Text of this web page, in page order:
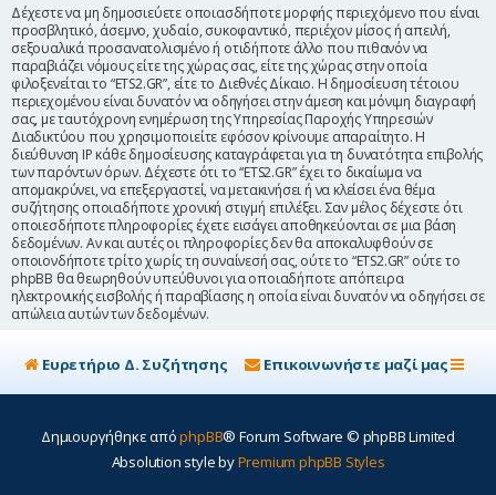
Δέχεστε να μη δημοσιεύετε οποιασδήποτε μορφής περιεχόμενο που είναι
προσβλητικό, άσεμνο, χυδαίο, συκοφαντικό, περιέχον μίσος ή απειλή,
σεξουαλικά προσανατολισμένο ή οτιδήποτε άλλο που πιθανόν να
παραβιάζει νόμους είτε της χώρας σας, είτε της χώρας στην οποία
φιλοξενείται το “ETS2.GR”, είτε το Διεθνές Δίκαιο. Η δημοσίευση τέτοιου
περιεχομένου είναι δυνατόν να οδηγήσει στην άμεση και μόνιμη διαγραφή
σας, με ταυτόχρονη ενημέρωση της Υπηρεσίας Παροχής Υπηρεσιών
Διαδικτύου που χρησιμοποιείτε εφόσον κρίνουμε απαραίτητο. Η
διεύθυνση IP κάθε δημοσίευσης καταγράφεται για τη δυνατότητα επιβολής
των παρόντων όρων. Δέχεστε ότι το “ETS2.GR” έχει το δικαίωμα να
απομακρύνει, να επεξεργαστεί, να μετακινήσει ή να κλείσει ένα θέμα
συζήτησης οποιαδήποτε χρονική στιγμή επιλέξει. Σαν μέλος δέχεστε ότι
οποιεσδήποτε πληροφορίες έχετε εισάγει αποθηκεύονται σε μια βάση
δεδομένων. Αν και αυτές οι πληροφορίες δεν θα αποκαλυφθούν σε
οποιονδήποτε τρίτο χωρίς τη συναίνεσή σας, ούτε το “ETS2.GR” ούτε το
phpBB θα θεωρηθούν υπεύθυνοι για οποιαδήποτε απόπειρα
ηλεκτρονικής εισβολής ή παραβίασης η οποία είναι δυνατόν να οδηγήσει σε
απώλεια αυτών των δεδομένων.
Ευρετήριο Δ. Συζήτησης Επικοινωνήστε μαζί μας
Δημιουργήθηκε απόphpBB® Forum Software © phpBB Limited
Absolution style byPremium phpBB Styles